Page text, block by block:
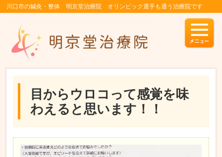
川口市の鍼灸・整体 明京堂治療院 オリンピック選手も通う治療院です
目からウロコって感覚を味
わえると思います！！